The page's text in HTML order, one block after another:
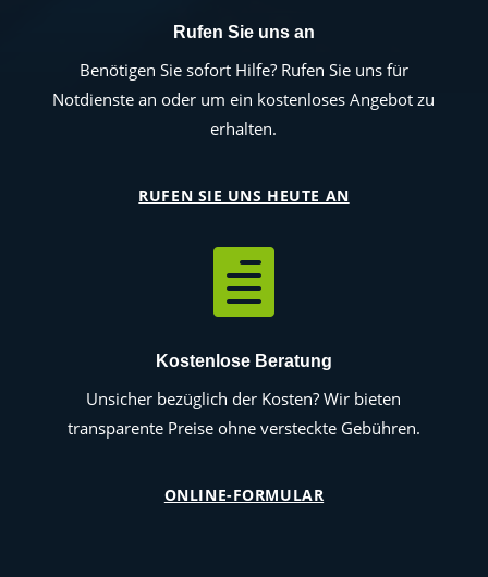
Rufen Sie uns an
Benötigen Sie sofort Hilfe? Rufen Sie uns für
Notdienste an oder um ein kostenloses Angebot zu
erhalten.
RUFEN SIE UNS HEUTE AN

Kostenlose Beratung
Unsicher bezüglich der Kosten? Wir bieten
transparente Preise ohne versteckte Gebühren.
ONLINE-FORMULAR